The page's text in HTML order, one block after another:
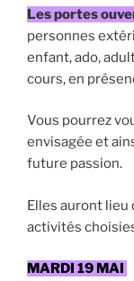
Les portes
personnes
enfant, ado,
cours, en
Vous pourrez
envisagée et
future passion.
Elles auront lieu
activités
MARDI 19 MAI